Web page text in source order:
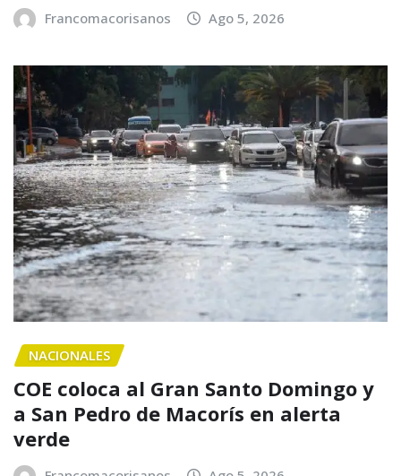
Francomacorisanos Ago 5, 2026
NACIONALES
COE coloca al Gran Santo Domingo y
a San Pedro de Macorís en alerta
verde